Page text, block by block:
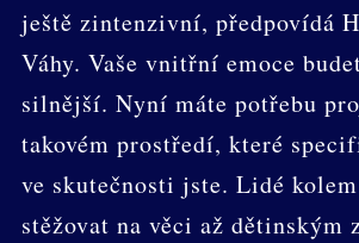
ještě zintenzivní, předpovídá
Váhy. Vaše vnitřní emoce
silnější. Nyní máte potřebu
takovém prostředí, které
ve skutečnosti jste. Lidé
stěžovat na věci až dětinským